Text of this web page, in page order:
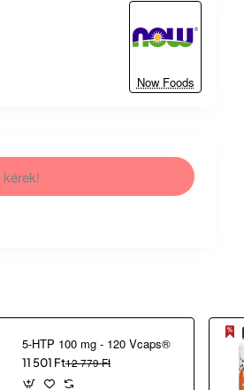
Now Foods
5-HTP 100 mg - 120 Vcaps®
11 501 Ft12 779 Ft